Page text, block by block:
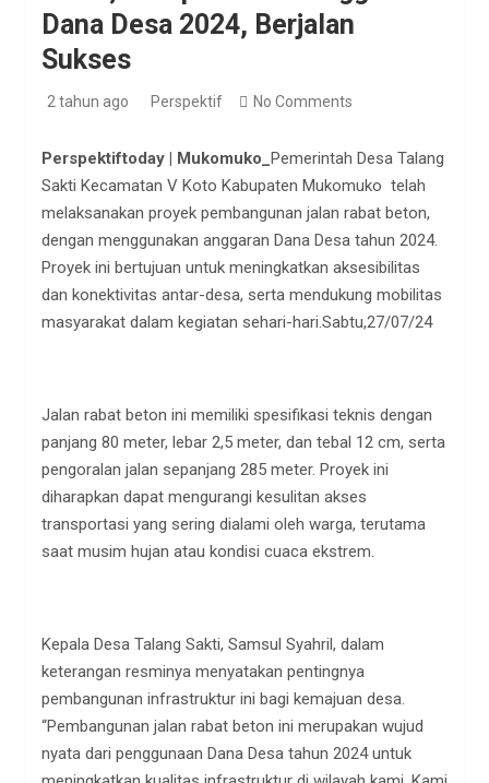
Dana Desa 2024, Berjalan
Sukses
2 tahun ago Perspektif No Comments
Perspektiftoday | Mukomuko_ Pemerintah Desa Talang
Sakti Kecamatan V Koto Kabupaten Mukomuko telah
melaksanakan proyek pembangunan jalan rabat beton,
dengan menggunakan anggaran Dana Desa tahun 2024.
Proyek ini bertujuan untuk meningkatkan aksesibilitas
dan konektivitas antar-desa, serta mendukung mobilitas
masyarakat dalam kegiatan sehari-hari.Sabtu,27/07/24
Jalan rabat beton ini memiliki spesifikasi teknis dengan
panjang 80 meter, lebar 2,5 meter, dan tebal 12 cm, serta
pengoralan jalan sepanjang 285 meter. Proyek ini
diharapkan dapat mengurangi kesulitan akses
transportasi yang sering dialami oleh warga, terutama
saat musim hujan atau kondisi cuaca ekstrem.
Kepala Desa Talang Sakti, Samsul Syahril, dalam
keterangan resminya menyatakan pentingnya
pembangunan infrastruktur ini bagi kemajuan desa.
“Pembangunan jalan rabat beton ini merupakan wujud
nyata dari penggunaan Dana Desa tahun 2024 untuk